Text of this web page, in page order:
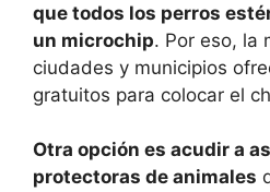
que todos los perros
un microchip. Por eso, la
ciudades y municipios
gratuitos para colocar el
Otra opción es acudir a
protectoras de animales